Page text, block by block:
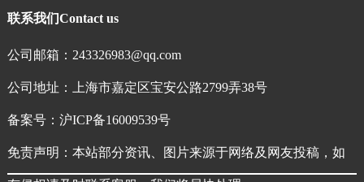
联系我们Contact us
公司邮箱：243326983@qq.com
公司地址：上海市嘉定区宝安公路2799弄38号
备案号： 沪ICP备16009539号
免责声明：本站部分资讯、图片来源于网络及网友投稿，如